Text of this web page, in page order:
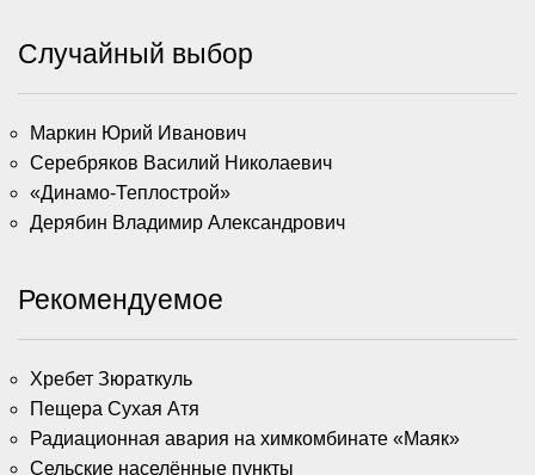
Случайный выбор
Маркин Юрий Иванович
Серебряков Василий Николаевич
«Динамо-Теплострой»
Дерябин Владимир Александрович
Рекомендуемое
Хребет Зюраткуль
Пещера Сухая Атя
Радиационная авария на химкомбинате «Маяк»
Сельские населённые пункты